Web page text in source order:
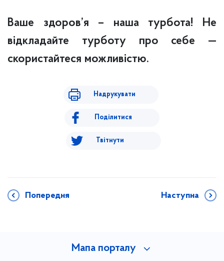
Ваше здоров’я – наша турбота! Не
відкладайте турботу про себе —
скористайтеся можливістю.
Надрукувати
Поділитися
Твітнути
Попередня Наступна
Мапа порталу